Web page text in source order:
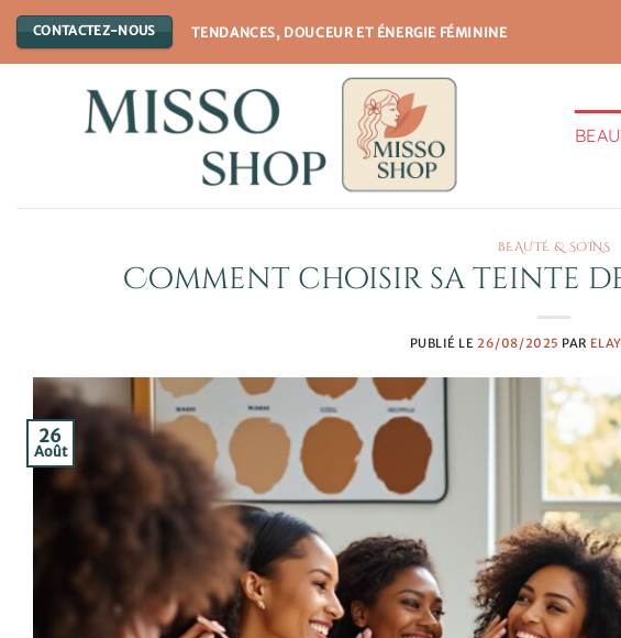
Passer
au
contenu
CONTACTEZ-NOUS TENDANCES, DOUCEUR ET ÉNERGIE FÉMININE
BEAUTÉ & SOINS
Comment choisir sa teinte
PUBLIÉ LE 26/08/2025 PAR
26
Août